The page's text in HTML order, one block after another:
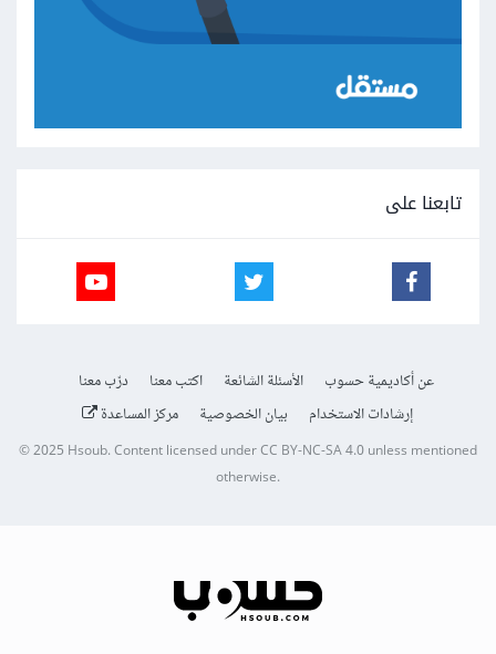
تابعنا على
عن أكاديمية حسوب الأسئلة الشائعة اكتب معنا
درّب معنا
إرشادات الاستخدام
بيان الخصوصية مركز المساعدة
© 2025Hsoub.Content licensed underCC BY-NC-SA 4.0unless mentioned
otherwise.